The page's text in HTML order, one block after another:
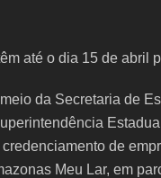
el
até o dia 15 de abril
da Secretaria de
de
Meu Lar, em